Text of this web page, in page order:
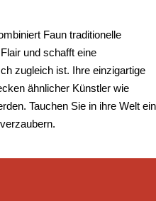
Faun traditionelle
und schafft eine
zugleich ist. Ihre einzigartige
ähnlicher Künstler wie
Tauchen Sie in ihre Welt ein